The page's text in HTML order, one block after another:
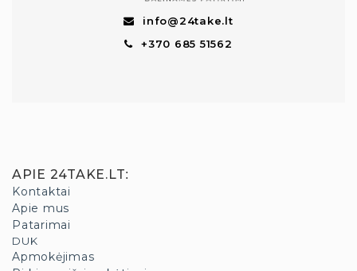
info@24take.lt
+370 685 51562
APIE 24TAKE.LT:
Kontaktai
Apie mus
Patarimai
DUK
Apmokėjimas